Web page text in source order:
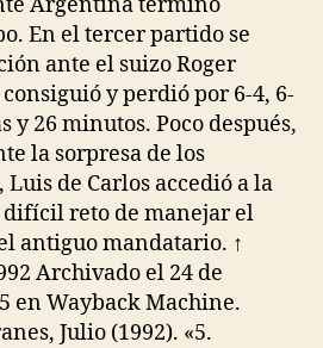
En el tercer partido se
ante el suizo Roger
y perdió por 6-4, 6-
y 26 minutos. Poco después,
la sorpresa de los
de Carlos accedió a la
reto de manejar el
antiguo mandatario. ↑
Archivado el 24 de
en Wayback Machine.
Julio (1992). «5.